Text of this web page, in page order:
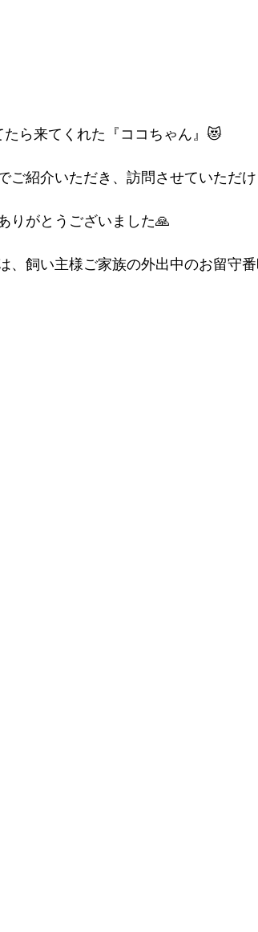
ら来てくれた『ココちゃん』😻
ご紹介いただき、訪問させていただ
りがとうございました🙏
、飼い主様ご家族の外出中のお留守